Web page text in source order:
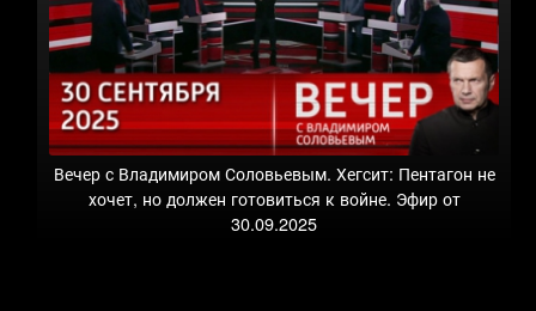
Вечер с Владимиром Соловьевым. Хегсит: Пентагон не
хочет, но должен готовиться к войне. Эфир от
30.09.2025